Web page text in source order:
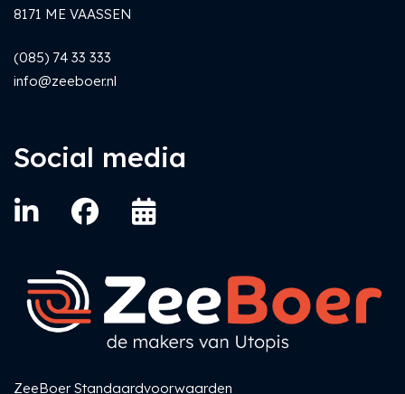
8171 ME VAASSEN
(085) 74 33 333
info@zeeboer.nl
Social media
ZeeBoer Standaardvoorwaarden